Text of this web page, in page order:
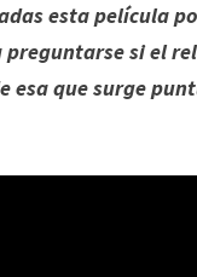
esta película
preguntarse si el
esa que surge